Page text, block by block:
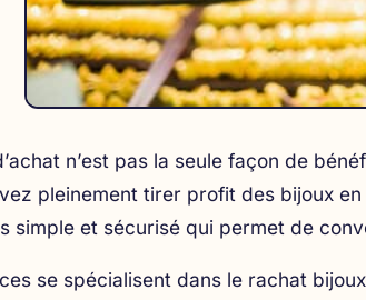
n’est pas la seule façon de
pleinement tirer profit des bijoux
simple et sécurisé qui permet de
se spécialisent dans le rachat